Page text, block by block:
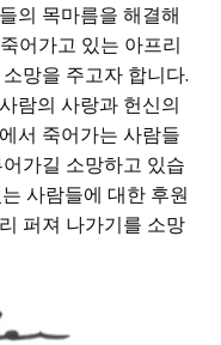
의 목마름을 해결해
어가고 있는 아프리
망을 주고자 합니다.
람의 사랑과 헌신의
서 죽어가는 사람들
가길 소망하고 있습
사람들에 대한 후원
퍼져 나가기를 소망